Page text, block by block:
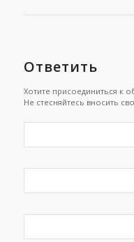
Ответить
Хотите присоединиться к
Не стесняйтесь вносить